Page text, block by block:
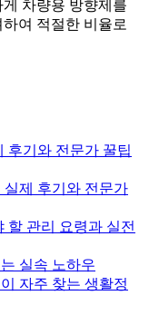
차량용 방향제를
여 적절한 비율로
후기와 전문가 꿀팁
제 후기와 전문가
할 관리 요령과 실전
실속 노하우
자주 찾는 생활정